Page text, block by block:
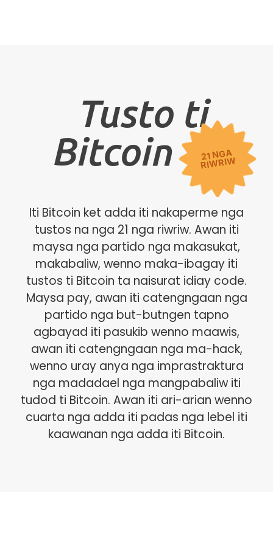
Tusto ti
Bitcoin
21 NGA
RIWRIW
Iti Bitcoin ket adda iti nakaperme nga
tustos na nga 21 nga riwriw. Awan iti
maysa nga partido nga makasukat,
makabaliw, wenno maka-ibagay iti
tustos ti Bitcoin ta naisurat idiay code.
Maysa pay, awan iti catengngaan nga
partido nga but-butngen tapno
agbayad iti pasukib wenno maawis,
awan iti catengngaan nga ma-hack,
wenno uray anya nga imprastraktura
nga madadael nga mangpabaliw iti
tudod ti Bitcoin. Awan iti ari-arian wenno
cuarta nga adda iti padas nga lebel iti
kaawanan nga adda iti Bitcoin.